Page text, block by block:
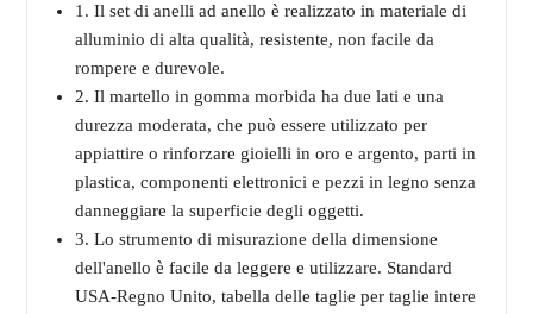
1. Il set di anelli ad anello è realizzato in materiale di
alluminio di alta qualità, resistente, non facile da
rompere e durevole.
2. Il martello in gomma morbida ha due lati e una
durezza moderata, che può essere utilizzato per
appiattire o rinforzare gioielli in oro e argento, parti in
plastica, componenti elettronici e pezzi in legno senza
danneggiare la superficie degli oggetti.
3. Lo strumento di misurazione della dimensione
dell'anello è facile da leggere e utilizzare. Standard
USA-Regno Unito, tabella delle taglie per taglie intere